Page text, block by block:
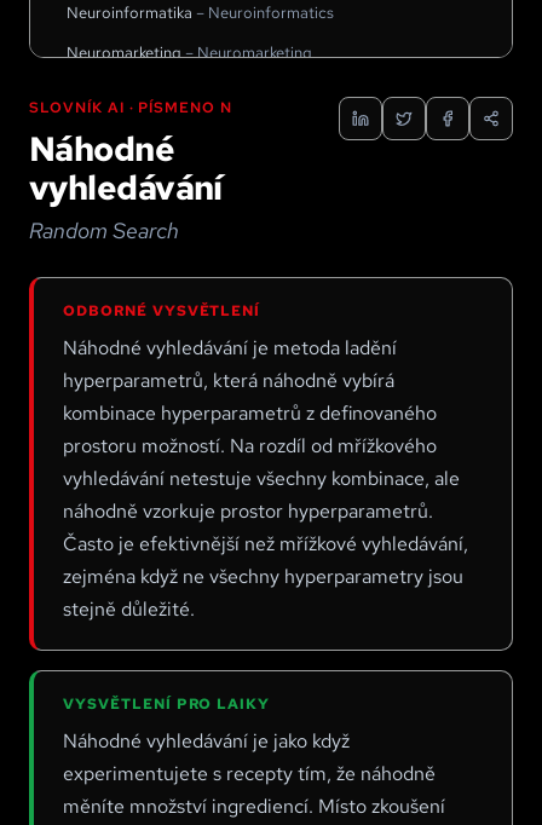
Neuroinformatika – Neuroinformatics
Neuromarketing–Neuromarketing
Neuromorphic Computing
Neuromorphic computing
Neuromorphic Computing
Neuronová síť
Neural Network
Natural Language Processing (Zpracování
přirozeného jazyka)
Non-fungible tokeny
– Non-fungible Tokens
Normalizující toky–Normalizing Flows
Nulová znalost důkazu–Zero-knowledge Proof
Nulové učení–Zero-shot Learning
SLOVNÍK AI · PÍSMENO N
Náhodné
vyhledávání
Random Search
ODBORNÉ VYSVĚTLENÍ
Náhodné vyhledávání je metoda ladění
hyperparametrů, která náhodně vybírá
kombinace hyperparametrů z definovaného
prostoru možností. Na rozdíl od mřížkového
vyhledávání netestuje všechny kombinace, ale
náhodně vzorkuje prostor hyperparametrů.
Často je efektivnější než mřížkové vyhledávání,
zejména když ne všechny hyperparametry jsou
stejně důležité.
VYSVĚTLENÍ PRO LAIKY
Náhodné vyhledávání je jako když
experimentujete s recepty tím, že náhodně
měníte množství ingrediencí. Místo zkoušení